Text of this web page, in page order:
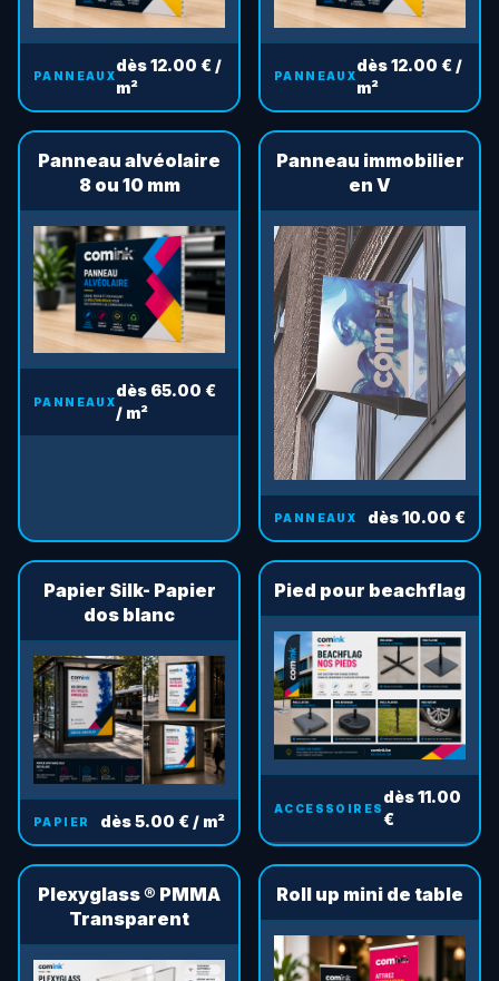
PANNEAUX
dès 12.00 € /
m²
PANNEAUX
dès 12.00 € /
m²
Panneau alvéolaire
8 ou 10 mm
PANNEAUX
dès 65.00 €
/ m²
Panneau immobilier
en V
PANNEAUX dès 10.00 €
Papier Silk- Papier
dos blanc
PAPIER dès 5.00 € / m²
Pied pour beachflag
ACCESSOIRES
dès 11.00
€
Plexyglass ® PMMA
Transparent
Roll up mini de table